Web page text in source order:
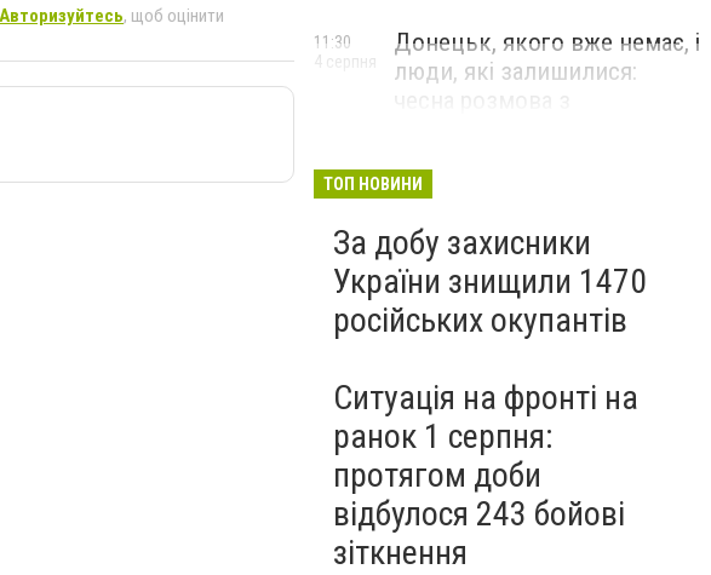
Авторизуйтесь, щоб оцінити
Донецьк, якого вже немає, і
люди, які залишилися:
11:30
4 серпня
ТОП НОВИНИ
За добу захисники
України знищили 1470
російських окупантів
Ситуація на фронті на
ранок 1 серпня:
протягом доби
відбулося 243 бойові
зіткнення